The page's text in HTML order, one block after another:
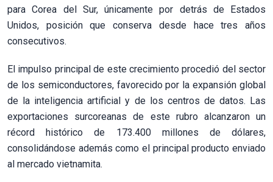
para Corea del Sur, únicamente por detrás de Estados
Unidos, posición que conserva desde hace tres años
consecutivos.
El impulso principal de este crecimiento procedió del sector
de los semiconductores, favorecido por la expansión global
de la inteligencia artificial y de los centros de datos. Las
exportaciones surcoreanas de este rubro alcanzaron un
récord histórico de 173.400 millones de dólares,
consolidándose además como el principal producto enviado
al mercado vietnamita.